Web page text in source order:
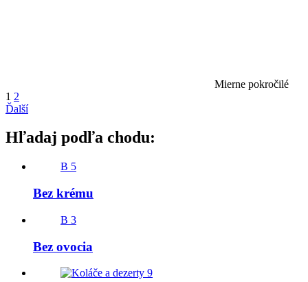
Mierne pokročilé
1 2
Ďalší
Hľadaj podľa chodu:
B 5
Bez krému
B 3
Bez ovocia
9